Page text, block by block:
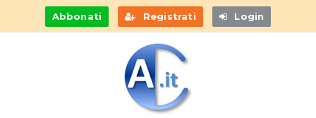
Abbonati Registrati Login